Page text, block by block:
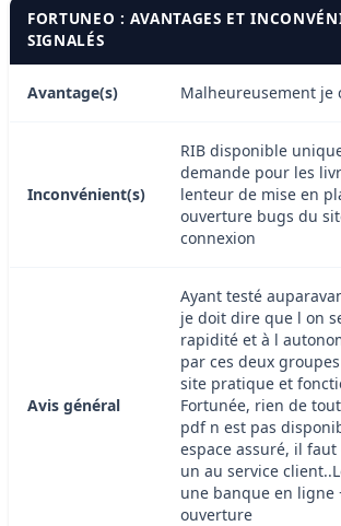
FORTUNEO : AVANTAGES ET
SIGNALÉS
Avantage(s) Malheureusement je
Inconvénient(s)
RIB disponible
demande pour les
lenteur de mise en
ouverture bugs du
connexion
Avis général
Ayant testé
je doit dire que l on
rapidité et à l
par ces deux
site pratique et
Fortunée, rien de
pdf n est pas
espace assuré, il
un au service
une banque en ligne
ouverture